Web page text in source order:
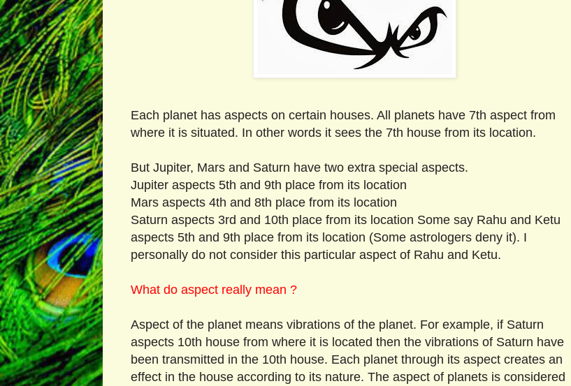
Each planet has aspects on certain houses. All planets have 7th aspect from
where it is situated. In other words it sees the 7th house from its location.
But Jupiter, Mars and Saturn have two extra special aspects.
Jupiter aspects 5th and 9th place from its location
Mars aspects 4th and 8th place from its location
Saturn aspects 3rd and 10th place from its location Some say Rahu and Ketu
aspects 5th and 9th place from its location (Some astrologers deny it). I
personally do not consider this particular aspect of Rahu and Ketu.
What do aspect really mean ?
Aspect of the planet means vibrations of the planet. For example, if Saturn
aspects 10th house from where it is located then the vibrations of Saturn have
been transmitted in the 10th house. Each planet through its aspect creates an
effect in the house according to its nature. The aspect of planets is considered